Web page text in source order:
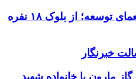
نمایندگان خوزستان و معمای توسعه؛ از بلوک ۱۸ نفره
خبرنگار